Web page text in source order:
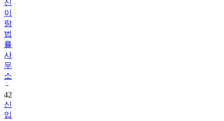
랑
법
률
사
무
소
42
신
입
사
원